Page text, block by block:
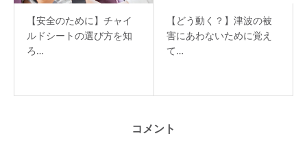
【安全のために】チャイ
ルドシートの選び方を知
ろ…
【どう動く？】津波の被
害にあわないために覚え
て…
コメント